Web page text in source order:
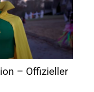
– Offizieller